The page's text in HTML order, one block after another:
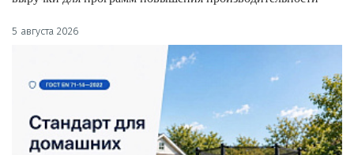
5 августа 2026